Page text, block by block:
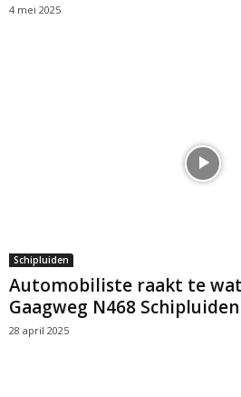
4 mei 2025
Schipluiden
Automobiliste raakt te
Gaagweg N468 Schipluiden
28 april 2025